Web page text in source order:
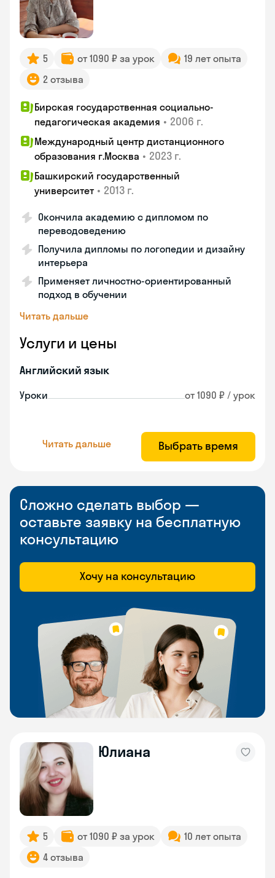
5 от 1090 ₽ за урок
19 лет опыта
2 отзыва
Бирская государственная социально-
педагогическая академия • 2006 г.
Международный центр дистанционного
образования г.Москва • 2023 г.
Башкирский государственный
университет • 2013 г.
Окончила академию с дипломом по
переводоведению
Получила дипломы по логопедии и дизайну
интерьера
Применяет личностно-ориентированный
подход в обучении
Читать дальше
Услуги и цены
Английский язык
Уроки от 1090 ₽ / урок
Читать дальше Выбрать время
Сложно сделать выбор —
оставьте заявку на бесплатную
консультацию
Хочу на консультацию
Юлиана
5 от 1090 ₽ за урок
10 лет опыта
4 отзыва